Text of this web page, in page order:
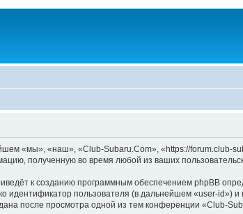
«мы», «наш», «Club-Subaru.Com», «https://forum.club-
полученную во время любой из ваших
к созданию программным обеспечением phpBB
пользователя (в дальнейшем «user-id»)
после просмотра одной из тем конференции «Club-